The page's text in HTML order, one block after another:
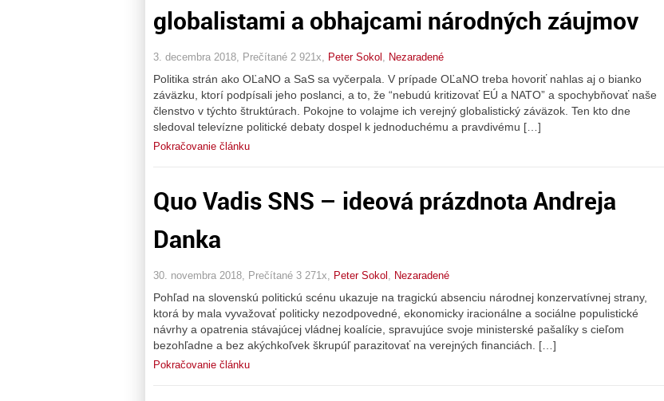
globalistami a obhajcami národných záujmov
3. decembra 2018, Prečítané 2 921x, Peter Sokol Nezaradené
Politika strán ako OĽaNO a SaS sa vyčerpala. V prípade OĽaNO treba hovoriť nahlas aj o bianko
záväzku, ktorí podpísali jeho poslanci, a to, že “nebudú kritizovať EÚ a NATO” a spochybňovať naše
členstvo v týchto štruktúrach. Pokojne to volajme ich verejný globalistický záväzok. Ten kto dne
sledoval televízne politické debaty dospel k jednoduchému a pravdivému […]
Pokračovanie článku
Quo Vadis SNS – ideová prázdnota Andreja
Danka
30. novembra 2018, Prečítané 3 271x, Peter Sokol Nezaradené
Pohľad na slovenskú politickú scénu ukazuje na tragickú absenciu národnej konzervatívnej strany,
ktorá by mala vyvažovať politicky nezodpovedné, ekonomicky iracionálne a sociálne populistické
návrhy a opatrenia stávajúcej vládnej koalície, spravujúce svoje ministerské pašalíky s cieľom
bezohľadne a bez akýchkoľvek škrupúľ parazitovať na verejných financiách. […]
Pokračovanie článku